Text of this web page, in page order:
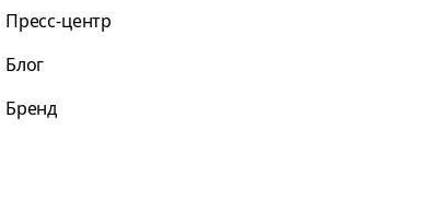
Пресс-центр
Блог
Бренд